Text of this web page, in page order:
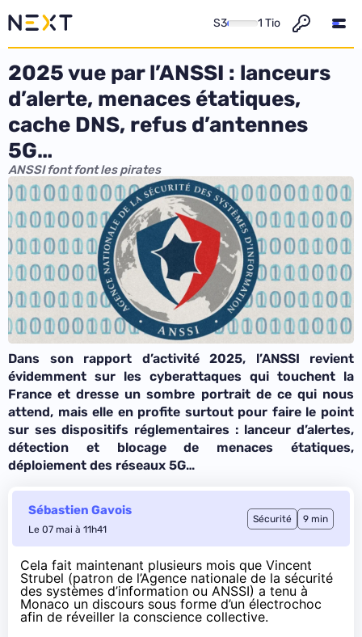
S3 1 Tio
2025 vue par l’ANSSI : lanceurs
d’alerte, menaces étatiques,
cache DNS, refus d’antennes
5G…
ANSSI font font les pirates
Dans son rapport d’activité 2025, l’ANSSI revient
évidemment sur les cyberattaques qui touchent la
France et dresse un sombre portrait de ce qui nous
attend, mais elle en profite surtout pour faire le point
sur ses dispositifs réglementaires : lanceur d’alertes,
détection et blocage de menaces étatiques,
déploiement des réseaux 5G…
Sébastien Gavois
Le 07 mai à 11h41
Sécurité 9 min
Cela fait maintenant plusieurs mois que Vincent
Strubel (patron de l’Agence nationale de la sécurité
des systèmes d’information ou ANSSI) a tenu à
Monaco un discours sous forme d’un électrochoc
afin de réveiller la conscience collective.